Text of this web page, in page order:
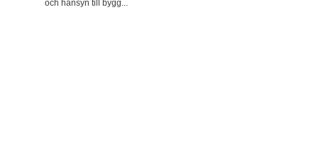
och hänsyn till bygg...